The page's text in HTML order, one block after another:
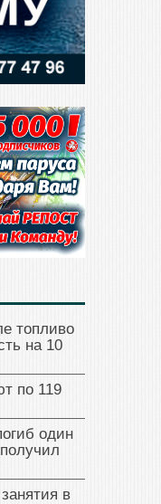
топливо
на 10
по 119
один
в